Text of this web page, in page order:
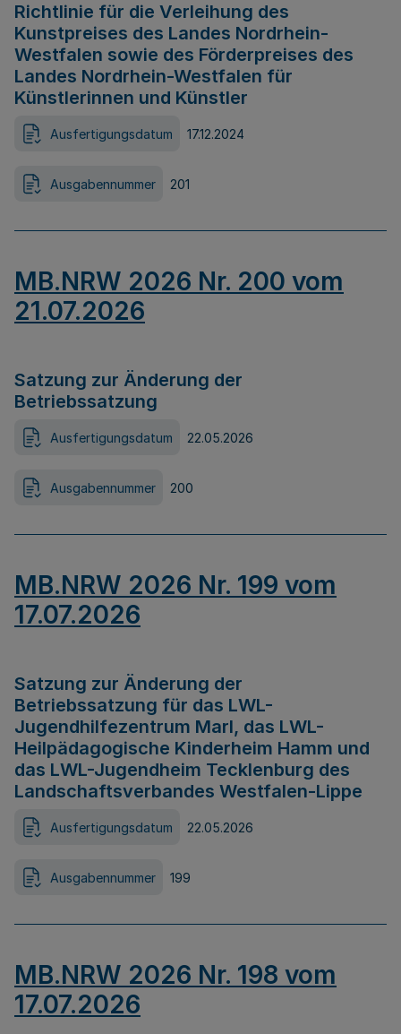
Richtlinie für die Verleihung des
Kunstpreises des Landes Nordrhein-
Westfalen sowie des Förderpreises des
Landes Nordrhein-Westfalen für
Künstlerinnen und Künstler
Ausfertigungsdatum 17.12.2024
Ausgabennummer 201
MB.NRW 2026 Nr. 200 vom
21.07.2026
Satzung zur Änderung der
Betriebssatzung
Ausfertigungsdatum 22.05.2026
Ausgabennummer 200
MB.NRW 2026 Nr. 199 vom
17.07.2026
Satzung zur Änderung der
Betriebssatzung für das LWL-
Jugendhilfezentrum Marl, das LWL-
Heilpädagogische Kinderheim Hamm und
das LWL-Jugendheim Tecklenburg des
Landschaftsverbandes Westfalen-Lippe
Ausfertigungsdatum 22.05.2026
Ausgabennummer 199
MB.NRW 2026 Nr. 198 vom
17.07.2026